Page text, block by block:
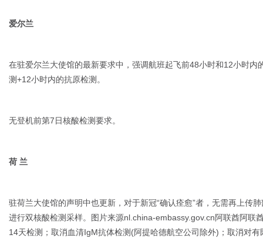
爱尔兰
在驻爱尔兰大使馆的最新要求中，强调航班起飞前48小时和12小时内
测+12小时内的抗原检测。
无登机前第7日核酸检测要求。
荷 兰
驻荷兰大使馆的声明中也更新，对于新冠“确认痊愈”者，无需再上传
进行双核酸检测采样。图片来源nl.china-embassy.gov.cn阿联酋阿联
14天检测；取消血清IgM抗体检测(阿提哈德航空公司除外)；取消对